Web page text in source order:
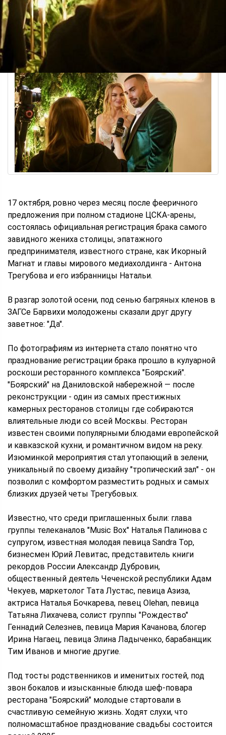
17 октября, ровно через месяц после фееричного
предложения при полном стадионе ЦСКА-арены,
состоялась официальная регистрация брака самого
завидного жениха столицы, эпатажного
предпринимателя, известного стране, как Икорный
Магнат и главы мирового медиахолдинга - Антона
Трегубова и его избранницы Натальи.
В разгар золотой осени, под сенью багряных кленов в
ЗАГСе Барвихи молодожены сказали друг другу
заветное: "Да".
По фотографиям из интернета стало понятно что
празднование регистрации брака прошло в кулуарной
роскоши ресторанного комплекса "Боярский".
"Боярский" на Даниловской набережной — после
реконструкции - один из самых престижных
камерных ресторанов столицы где собираются
влиятельные люди со всей Москвы. Ресторан
известен своими популярными блюдами европейской
и кавказской кухни, и романтичном видом на реку.
Изюминкой мероприятия стал утопающий в зелени,
уникальный по своему дизайну "тропический зал" - он
позволил с комфортом разместить родных и самых
близких друзей четы Трегубовых.
Известно, что среди приглашенных были: глава
группы телеканалов "Music Box" Наталья Палинова с
супругом, известная молодая певица Sandra Top,
бизнесмен Юрий Левитас, представитель книги
рекордов России Александр Дубровин,
общественный деятель Чеченской республики Адам
Чекуев, маркетолог Тата Лустас, певица Азиза,
актриса Наталья Бочкарева, певец Olehan, певица
Татьяна Лихачева, солист группы "Рождество"
Геннадий Селезнев, певица Мария Качанова, блогер
Ирина Нагаец, певица Элина Ладыченко, барабанщик
Тим Иванов и многие другие.
Под тосты родственников и именитых гостей, под
звон бокалов и изысканные блюда шеф-повара
ресторана "Боярский" молодые стартовали в
счастливую семейную жизнь. Ходят слухи, что
полномасштабное празднование свадьбы состоится